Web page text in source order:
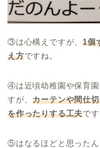
③は心構えですが、1個
え方ですね。
④は近頃幼稚園や保育
すが、カーテンや間仕
を作ったりする工夫です
⑤はなるほどと思った